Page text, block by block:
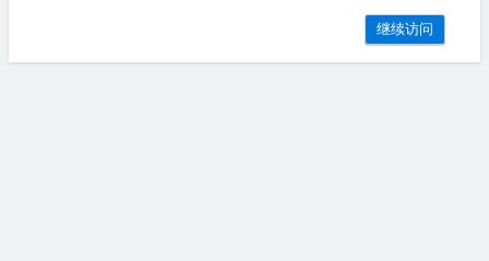
继续访问